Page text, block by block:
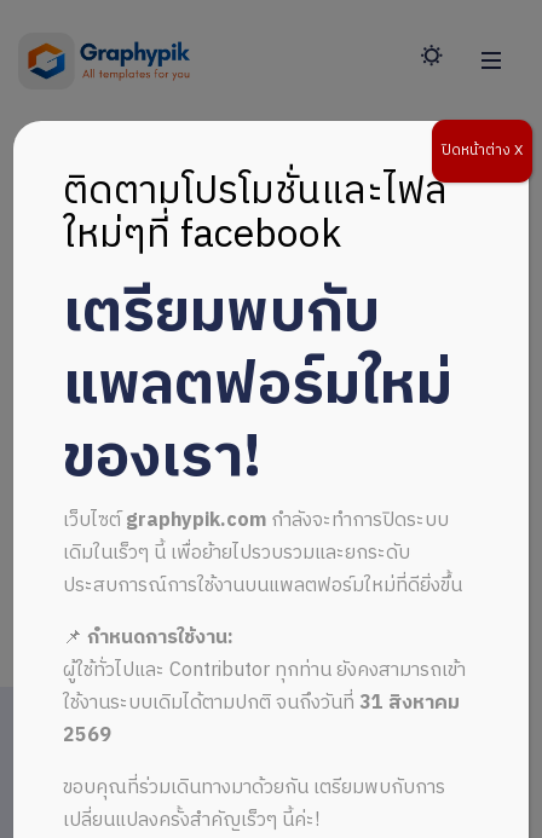
ติดตามโปรโมชั่นและไฟล์
ใหม่ๆที่ facebook
เตรียมพบกับ
แพลตฟอร์มใหม่
ของเรา!
เว็บไซต์graphypik.comกำลังจะทำการปิดระบบ
เดิมในเร็วๆ นี้ เพื่อย้ายไปรวบรวมและยกระดับ
ประสบการณ์การใช้งานบนแพลตฟอร์มใหม่ที่ดียิ่งขึ้น
📌กำหนดการใช้งาน:
ผู้ใช้ทั่วไปและ Contributor ทุกท่าน ยังคงสามารถเข้า
ใช้งานระบบเดิมได้ตามปกติ จนถึงวันที่ 31 สิงหาคม
2569
ขอบคุณที่ร่วมเดินทางมาด้วยกัน เตรียมพบกับการ
เปลี่ยนแปลงครั้งสำคัญเร็วๆ นี้ค่ะ!
ปิดหน้าต่าง X